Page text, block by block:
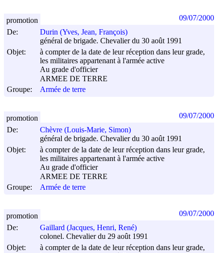
De:
Durin (Yves, Jean, François)
général de brigade. Chevalier du 30 août 1991
Objet:
à compter de la date de leur réception dans leur grade,
les militaires appartenant à l'armée active
Au grade d'officier
ARMEE DE TERRE
Groupe:
Armée de terre
promotion 09/07/2000
De:
Chèvre (Louis-Marie, Simon)
général de brigade. Chevalier du 30 août 1991
Objet:
à compter de la date de leur réception dans leur grade,
les militaires appartenant à l'armée active
Au grade d'officier
ARMEE DE TERRE
Groupe:
Armée de terre
promotion 09/07/2000
De:
Gaillard (Jacques, Henri, René)
colonel. Chevalier du 29 août 1991
Objet:
à compter de la date de leur réception dans leur grade,
promotion 09/07/2000